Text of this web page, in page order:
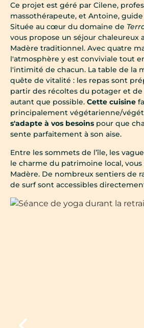
Ce projet est géré par Cilene,
massothérapeute, et Antoine,
Située au cœur du domaine de
vous propose un séjour chaleureux
Madère traditionnel. Avec quatre
l'atmosphère y est conviviale tout
l'intimité de chacun. La table de la
quête de vitalité : les repas sont
partir des récoltes du potager et
autant que possible. Cette cuisine
principalement végétarienne/
s'adapte à vos besoins pour que
sente parfaitement à son aise.
Entre les sommets de l’île, les
le charme du patrimoine local,
Madère. De nombreux sentiers de
de surf sont accessibles